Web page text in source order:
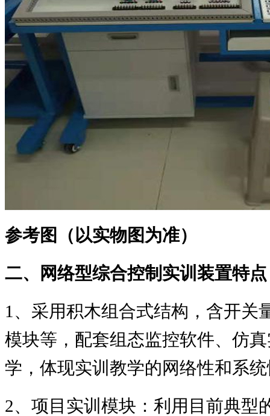
参考图（以实物图为准）
二、网络型综合控制实训装置特点
1 、采用积木组合式结构，含开关
模块等，配套组态监控软件、仿
学，体现实训教学的网络性和系
2、项目实训模块：利用目前典型